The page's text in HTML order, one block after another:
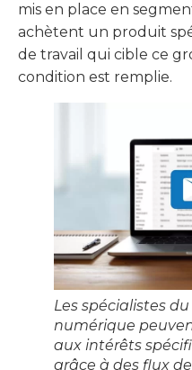
mis en place en
achètent un produit
de travail qui cible ce
condition est remplie.
Les spécialistes
numérique
aux intérêts
grâce à des flux